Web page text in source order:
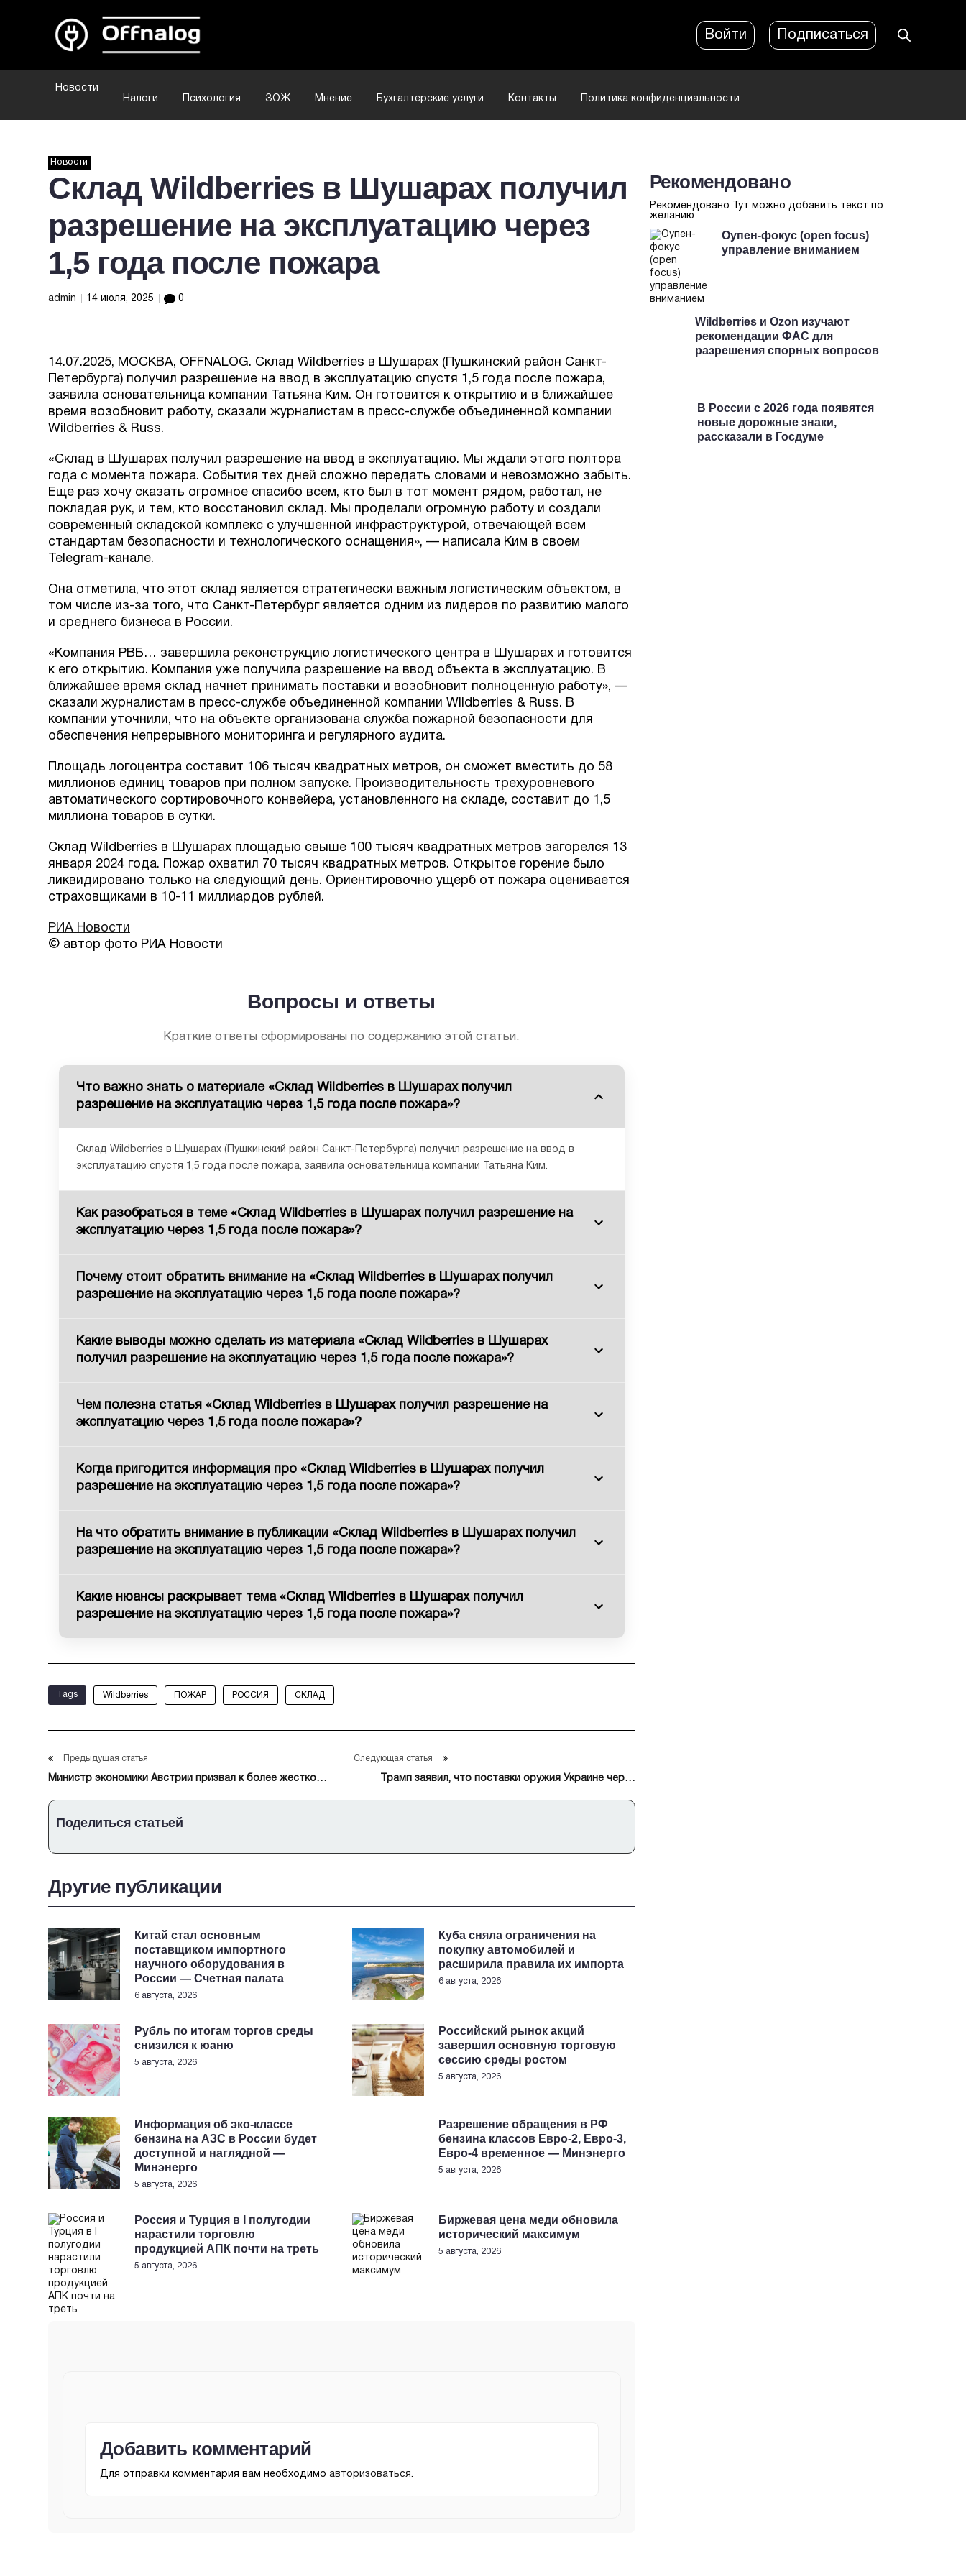
Войти Подписаться
Новости
Налоги
Психология ЗОЖ Мнение Бухгалтерские услуги Контакты Политика конфиденциальности
Новости
Склад Wildberries в Шушарах получил
разрешение на эксплуатацию через
1,5 года после пожара
admin 14 июля, 2025 0
14.07.2025, МОСКВА, OFFNALOG. Склад Wildberries в Шушарах (Пушкинский район Санкт-
Петербурга) получил разрешение на ввод в эксплуатацию спустя 1,5 года после пожара,
заявила основательница компании Татьяна Ким. Он готовится к открытию и в ближайшее
время возобновит работу, сказали журналистам в пресс-службе объединенной компании
Wildberries & Russ.
«Склад в Шушарах получил разрешение на ввод в эксплуатацию. Мы ждали этого полтора
года с момента пожара. События тех дней сложно передать словами и невозможно забыть.
Еще раз хочу сказать огромное спасибо всем, кто был в тот момент рядом, работал, не
покладая рук, и тем, кто восстановил склад. Мы проделали огромную работу и создали
современный складской комплекс с улучшенной инфраструктурой, отвечающей всем
стандартам безопасности и технологического оснащения», — написала Ким в своем
Telegram-канале.
Она отметила, что этот склад является стратегически важным логистическим объектом, в
том числе из-за того, что Санкт-Петербург является одним из лидеров по развитию малого
и среднего бизнеса в России.
«Компания РВБ… завершила реконструкцию логистического центра в Шушарах и готовится
к его открытию. Компания уже получила разрешение на ввод объекта в эксплуатацию. В
ближайшее время склад начнет принимать поставки и возобновит полноценную работу», —
сказали журналистам в пресс-службе объединенной компании Wildberries & Russ. В
компании уточнили, что на объекте организована служба пожарной безопасности для
обеспечения непрерывного мониторинга и регулярного аудита.
Площадь логоцентра составит 106 тысяч квадратных метров, он сможет вместить до 58
миллионов единиц товаров при полном запуске. Производительность трехуровневого
автоматического сортировочного конвейера, установленного на складе, составит до 1,5
миллиона товаров в сутки.
Склад Wildberries в Шушарах площадью свыше 100 тысяч квадратных метров загорелся 13
января 2024 года. Пожар охватил 70 тысяч квадратных метров. Открытое горение было
ликвидировано только на следующий день. Ориентировочно ущерб от пожара оценивается
страховщиками в 10-11 миллиардов рублей.
РИА Новости
© автор фото РИА Новости
Вопросы и ответы
Краткие ответы сформированы по содержанию этой статьи.
Что важно знать о материале «Склад Wildberries в Шушарах получил
разрешение на эксплуатацию через 1,5 года после пожара»?
Склад Wildberries в Шушарах (Пушкинский район Санкт-Петербурга) получил разрешение на ввод в
эксплуатацию спустя 1,5 года после пожара, заявила основательница компании Татьяна Ким.
Как разобраться в теме «Склад Wildberries в Шушарах получил разрешение на
эксплуатацию через 1,5 года после пожара»?
Почему стоит обратить внимание на «Склад Wildberries в Шушарах получил
разрешение на эксплуатацию через 1,5 года после пожара»?
Какие выводы можно сделать из материала «Склад Wildberries в Шушарах
получил разрешение на эксплуатацию через 1,5 года после пожара»?
Чем полезна статья «Склад Wildberries в Шушарах получил разрешение на
эксплуатацию через 1,5 года после пожара»?
Когда пригодится информация про «Склад Wildberries в Шушарах получил
разрешение на эксплуатацию через 1,5 года после пожара»?
На что обратить внимание в публикации «Склад Wildberries в Шушарах получил
разрешение на эксплуатацию через 1,5 года после пожара»?
Какие нюансы раскрывает тема «Склад Wildberries в Шушарах получил
разрешение на эксплуатацию через 1,5 года после пожара»?
Tags Wildberries ПОЖАР РОССИЯ СКЛАД
Предыдущая статья
Министр экономики Австрии призвал к более жесткой
Следующая статья
Трамп заявил, что поставки оружия Украине через
Поделиться статьей
Другие публикации
Китай стал основным
поставщиком импортного
научного оборудования в
России — Счетная палата
6 августа, 2026
Куба сняла ограничения на
покупку автомобилей и
расширила правила их импорта
6 августа, 2026
Рубль по итогам торгов среды
снизился к юаню
5 августа, 2026
Российский рынок акций
завершил основную торговую
сессию среды ростом
5 августа, 2026
Информация об эко-классе
бензина на АЗС в России будет
доступной и наглядной —
Минэнерго
5 августа, 2026
Разрешение обращения в РФ
бензина классов Евро-2, Евро-3,
Евро-4 временное — Минэнерго
5 августа, 2026
Россия и Турция в I полугодии
нарастили торговлю
продукцией АПК почти на треть
5 августа, 2026
Биржевая цена меди обновила
исторический максимум
5 августа, 2026
Добавить комментарий
Для отправки комментария вам необходимо авторизоваться.
Рекомендовано
Рекомендовано Тут можно добавить текст по
желанию
Оупен-фокус (open focus)
управление вниманием
Wildberries и Ozon изучают
рекомендации ФАС для
разрешения спорных вопросов
В России с 2026 года появятся
новые дорожные знаки,
рассказали в Госдуме